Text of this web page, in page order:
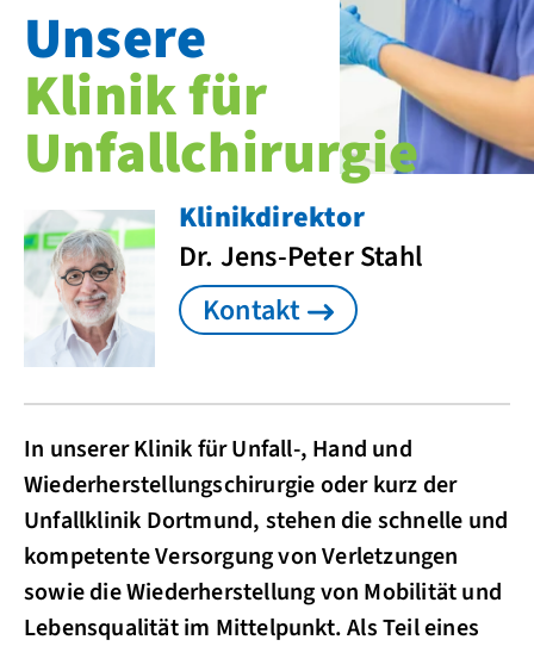
Unsere
Klinik für
Unfallchirurgie
Klinikdirektor
Dr. Jens-Peter Stahl
Kontakt
In unserer Klinik für Unfall-, Hand und
Wiederherstellungschirurgie oder kurz der
Unfallklinik Dortmund, stehen die schnelle und
kompetente Versorgung von Verletzungen
sowie die Wiederherstellung von Mobilität und
Lebensqualität im Mittelpunkt. Als Teil eines